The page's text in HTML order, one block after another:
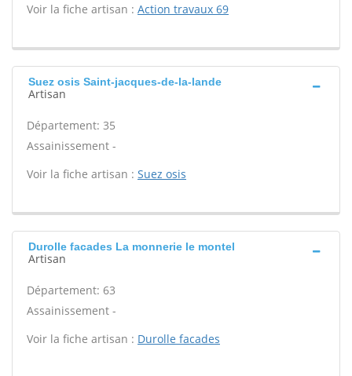
Voir la fiche artisan : Action travaux 69
Suez osis Saint-jacques-de-la-lande
Artisan
Département: 35
Assainissement -
Voir la fiche artisan : Suez osis
Durolle facades La monnerie le montel
Artisan
Département: 63
Assainissement -
Voir la fiche artisan : Durolle facades